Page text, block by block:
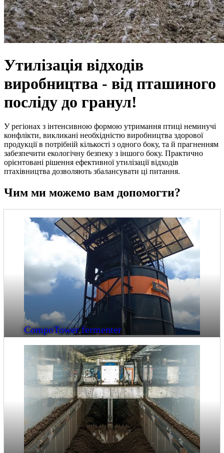
Утилізація відходів
виробництва - від пташиного
посліду до гранул!
У регіонах з інтенсивною формою утримання птиці неминучі
конфлікти, викликані необхідністю виробництва здорової
продукції в потрібній кількості з одного боку, та й прагненням
забезпечити екологічну безпеку з іншого боку. Практично
орієнтовані рішення ефективної утилізації відходів
птахівництва дозволяють збалансувати ці питання.
Чим ми можемо вам допомогти?
CompoTower fermenter